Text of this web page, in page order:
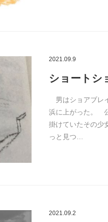
2021.09.9
ショートシ
男はショアブレ
浜に上がった。
掛けていたその少
っと見つ…
2021.09.2